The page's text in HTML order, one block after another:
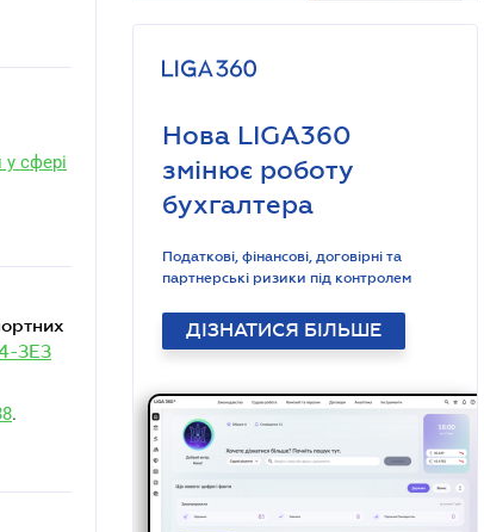
сфері
ЗЕЗ
.
Нова LIGA360
змінює роботу
бухгалтера
Податкові, фінансові, договірні та
партнерські ризики під контролем
ДІЗНАТИСЯ БІЛЬШЕ